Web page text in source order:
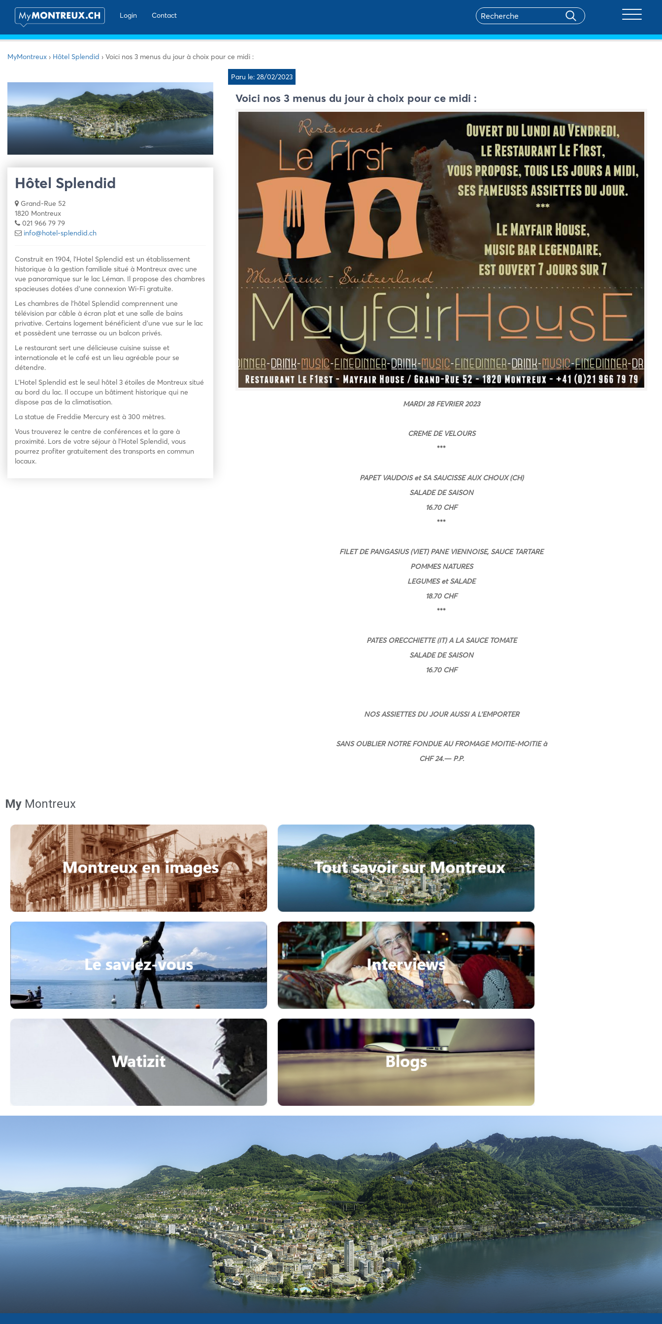
Login
Contact
MyMontreux › Hôtel Splendid › Voici nos 3 menus du jour à choix pour ce midi :
Hôtel Splendid
Grand-Rue 52
1820 Montreux
021 966 79 79
info@hotel-splendid.ch
Construit en 1904, l’Hotel Splendid est un établissement
historique à la gestion familiale situé à Montreux avec une
vue panoramique sur le lac Léman. Il propose des chambres
spacieuses dotées d’une connexion Wi-Fi gratuite.
Les chambres de l’hôtel Splendid comprennent une
télévision par câble à écran plat et une salle de bains
privative. Certains logement bénéficient d’une vue sur le lac
et possèdent une terrasse ou un balcon privés.
Le restaurant sert une délicieuse cuisine suisse et
internationale et le café est un lieu agréable pour se
détendre.
L’Hotel Splendid est le seul hôtel 3 étoiles de Montreux situé
au bord du lac. Il occupe un bâtiment historique qui ne
dispose pas de la climatisation.
La statue de Freddie Mercury est à 300 mètres.
Vous trouverez le centre de conférences et la gare à
proximité. Lors de votre séjour à l’Hotel Splendid, vous
pourrez profiter gratuitement des transports en commun
locaux.
Paru le: 28/02/2023
Voici nos 3 menus du jour à choix pour ce midi :
MARDI 28 FEVRIER 2023
CREME DE VELOURS
***
PAPET VAUDOIS et SA SAUCISSE AUX CHOUX (CH)
SALADE DE SAISON
16.70 CHF
***
FILET DE PANGASIUS (VIET) PANE VIENNOISE, SAUCE TARTARE
POMMES NATURES
LEGUMES et SALADE
18.70 CHF
***
PATES ORECCHIETTE (IT) A LA SAUCE TOMATE
SALADE DE SAISON
16.70 CHF
NOS ASSIETTES DU JOUR AUSSI A L’EMPORTER
SANS OUBLIER NOTRE FONDUE AU FROMAGE MOITIE-MOITIE à
CHF 24.— P.P.
My Montreux